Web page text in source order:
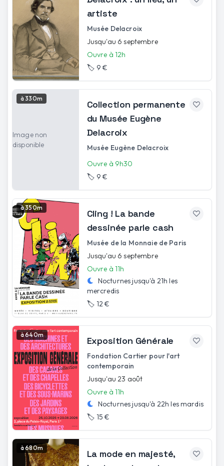
artiste
Musée Delacroix
Jusqu'au 6 septembre
Ouvre à 12h
🏷️ 9 €
Image non
disponible
à 330m
Collection permanente
du Musée Eugène
Delacroix
Musée Eugène Delacroix
Ouvre à 9h30
🏷️ 9 €
à 350m
Cling ! La bande
dessinée parle cash
Musée de la Monnaie de Paris
Jusqu'au 6 septembre
Ouvre à 11h
Nocturnes jusqu'à 21h les
mercredis
🏷️ 12 €
à 640m
Exposition Générale
Fondation Cartier pour l'art
contemporain
Jusqu'au 23 août
Ouvre à 11h
Nocturnes jusqu'à 22h les mardis
🏷️ 15 €
à 680m
La mode en majesté,